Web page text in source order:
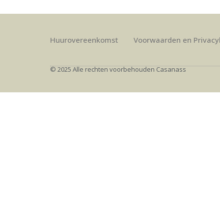
Huurovereenkomst Voorwaarden en
© 2025 Alle rechten voorbehouden Casanass